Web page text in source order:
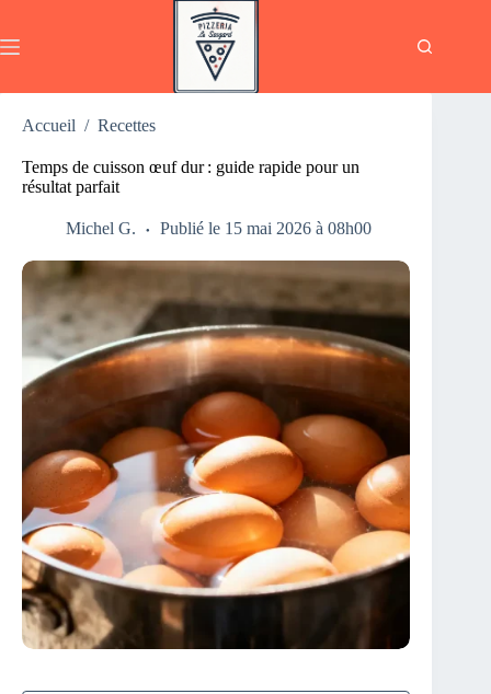
contenu
Accueil / Recettes
Temps de cuisson œuf dur : guide rapide pour un
résultat parfait
Michel G. Publié le 15 mai 2026 à 08h00